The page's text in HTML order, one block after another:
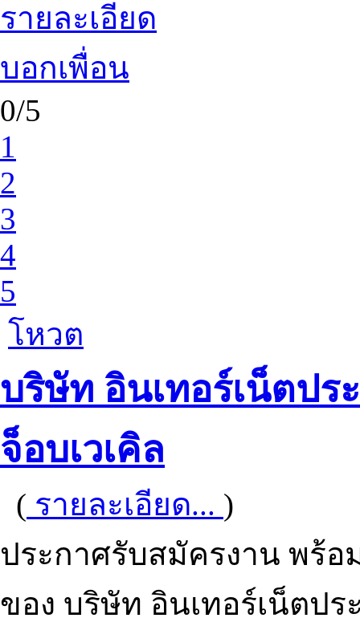
รายละเอียด
บอกเพื่อน
0/5
1
2
3
4
5
โหวต
บริษัท อินเทอร์เน็ตป
จ็อบเวเคิล
( รายละเอียด... )
ประกาศรับสมัครงาน พร้อ
ของ บริษัท อินเทอร์เน็ตป